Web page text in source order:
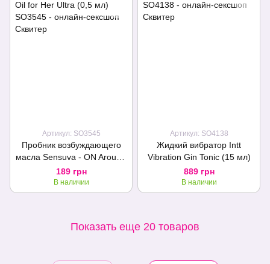
Артикул: SO3545
Пробник возбуждающего
масла Sensuva - ON Arousal
Oil for Her Ultra (0,5 мл)
189 грн
В наличии
Артикул: SO4138
Жидкий вибратор Intt
Vibration Gin Tonic (15 мл)
889 грн
В наличии
Показать еще 20 товаров